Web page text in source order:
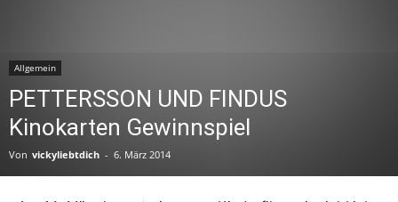
Allgemein
PETTERSSON UND FINDUS
Kinokarten Gewinnspiel
Von vickyliebtdich - 6. März 2014